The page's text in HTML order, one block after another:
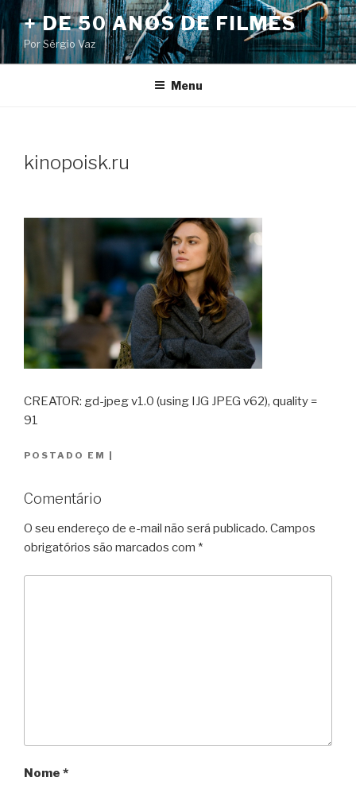
Pular
para
o
conteúdo
+ DE 50 ANOS DE FILMES
Por Sérgio Vaz
Menu
kinopoisk.ru
CREATOR: gd-jpeg v1.0 (using IJG JPEG v62), quality =
91
POSTADO EM |
Comentário
O seu endereço de e-mail não será publicado. Campos
obrigatórios são marcados com *
Nome *